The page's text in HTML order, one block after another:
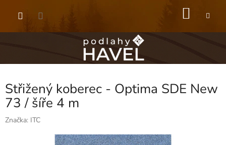
Střižený koberec - Optima SDE New
73 / šíře 4 m
Značka: ITC